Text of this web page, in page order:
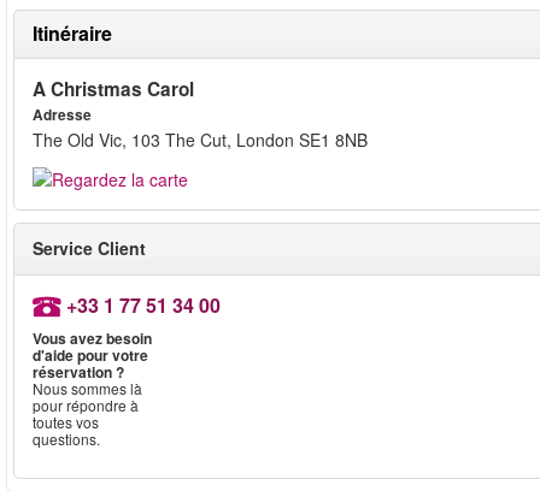
Itinéraire
A Christmas Carol
Adresse
The Old Vic, 103 The Cut, London SE1 8NB
Service Client
+33 1 77 51 34 00
Vous avez besoin
d'aide pour votre
réservation ?
Nous sommes là
pour répondre à
toutes vos
questions.